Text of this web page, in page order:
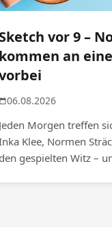
Sketch vor 9 –
kommen an
06.08.2026
Jeden Morgen treffen
Klee, Normen
den gespielten Witz –